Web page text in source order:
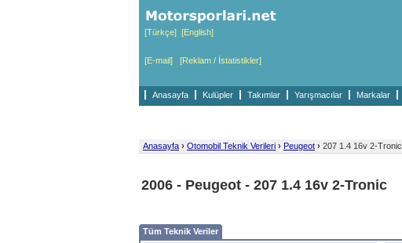
[Türkçe] [English]
[E-mail] [Reklam / İstatistikler]
Anasayfa Kulüpler Takımlar Yarışmacılar Markalar
Anasayfa › Otomobil Teknik Verileri › Peugeot › 207 1.4 16v 2-Tronic
2006 - Peugeot - 207 1.4 16v 2-Tronic
Tüm Teknik Veriler